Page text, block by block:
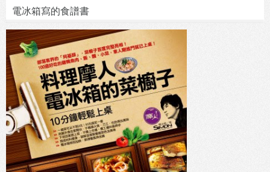
電冰箱寫的食譜書